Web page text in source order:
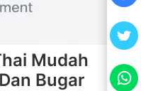
Mudah
Bugar